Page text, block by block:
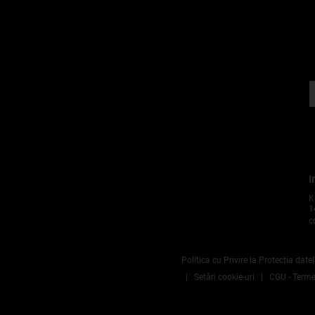
Politica cu Privire la Protecția
Setări cookie-uri
CGU -